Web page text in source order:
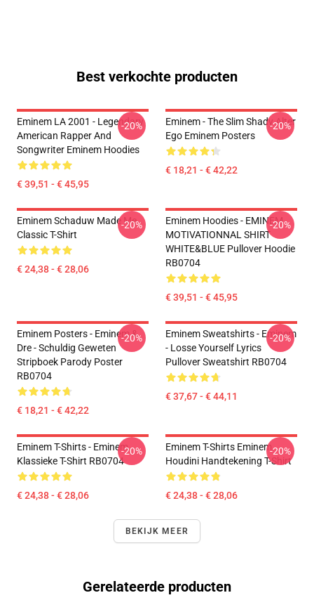
Best verkochte producten
Eminem LA 2001 - Legendary
American Rapper And
Songwriter Eminem Hoodies
€ 39,51 - € 45,95
-20%
Eminem - The Slim Shady Alter
Ego Eminem Posters
€ 18,21 - € 42,22
-20%
Eminem Schaduw Made Me
Classic T-Shirt
€ 24,38 - € 28,06
-20%
Eminem Hoodies - EMINEM
MOTIVATIONNAL SHIRT
WHITE&BLUE Pullover Hoodie
RB0704
€ 39,51 - € 45,95
-20%
Eminem Posters - Eminem &
Dre - Schuldig Geweten
Stripboek Parody Poster
RB0704
€ 18,21 - € 42,22
-20%
Eminem Sweatshirts - Eminem
- Losse Yourself Lyrics
Pullover Sweatshirt RB0704
€ 37,67 - € 44,11
-20%
Eminem T-Shirts - Eminem
Klassieke T-Shirt RB0704
€ 24,38 - € 28,06
-20%
Eminem T-Shirts Eminem
Houdini Handtekening T-Shirt
€ 24,38 - € 28,06
-20%
BEKIJK MEER
Gerelateerde producten